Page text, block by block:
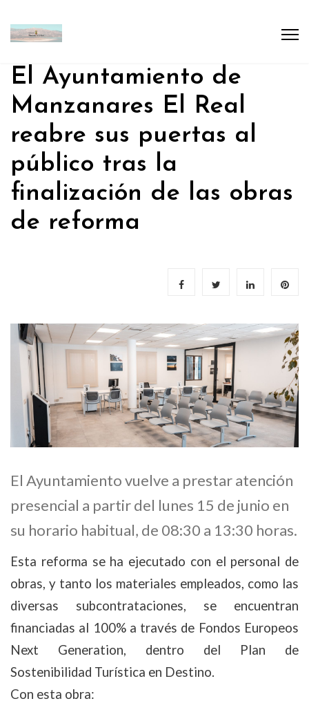
El Ayuntamiento de
Manzanares El Real
reabre sus puertas al
público tras la
finalización de las obras
de reforma
El Ayuntamiento vuelve a prestar atención
presencial a partir del lunes 15 de junio en
su horario habitual, de 08:30 a 13:30 horas.
Esta reforma se ha ejecutado con el personal de
obras, y tanto los materiales empleados, como las
diversas subcontrataciones, se encuentran
financiadas al 100% a través de Fondos Europeos
Next Generation, dentro del Plan de
Sostenibilidad Turística en Destino.
Con esta obra: